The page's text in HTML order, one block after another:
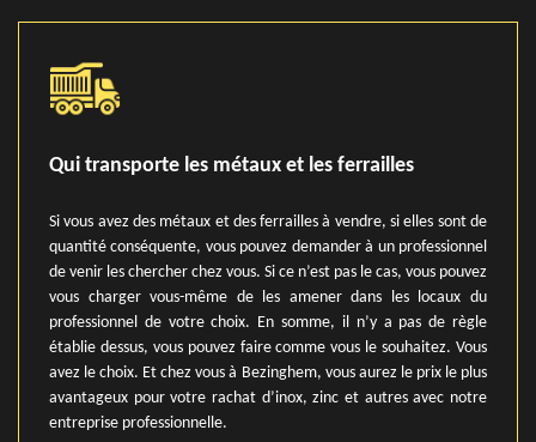
Qui transporte les métaux et les ferrailles
Si vous avez des métaux et des ferrailles à vendre, si elles sont de
quantité conséquente, vous pouvez demander à un professionnel
de venir les chercher chez vous. Si ce n’est pas le cas, vous pouvez
vous charger vous-même de les amener dans les locaux du
professionnel de votre choix. En somme, il n’y a pas de règle
établie dessus, vous pouvez faire comme vous le souhaitez. Vous
avez le choix. Et chez vous à Bezinghem, vous aurez le prix le plus
avantageux pour votre rachat d’inox, zinc et autres avec notre
entreprise professionnelle.